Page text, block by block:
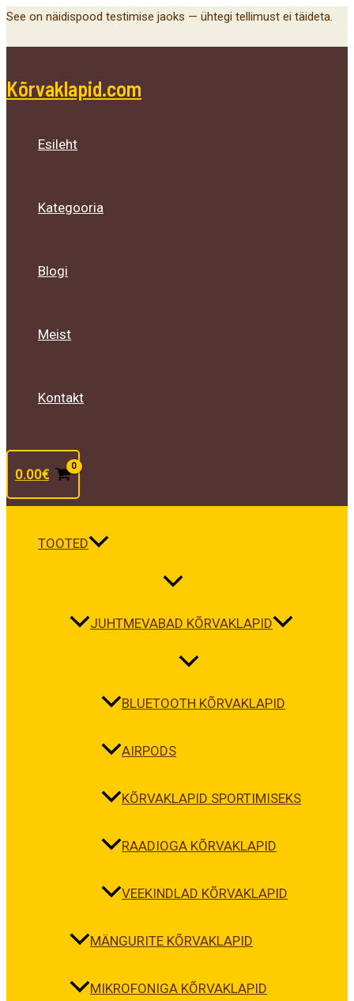
Skip
See on näidispood testimise jaoks — ühtegi tellimust ei täideta.
Kõrvaklapid.com
Esileht
Kategooria
Blogi
Meist
Kontakt
0.00€
TOOTED
Menu
Toggle
JUHTMEVABAD KÕRVAKLAPID
Menu
Toggle
BLUETOOTH KÕRVAKLAPID
AIRPODS
KÕRVAKLAPID SPORTIMISEKS
RAADIOGA KÕRVAKLAPID
VEEKINDLAD KÕRVAKLAPID
MÄNGURITE KÕRVAKLAPID
MIKROFONIGA KÕRVAKLAPID
Menu
Toggle
Main
Menu